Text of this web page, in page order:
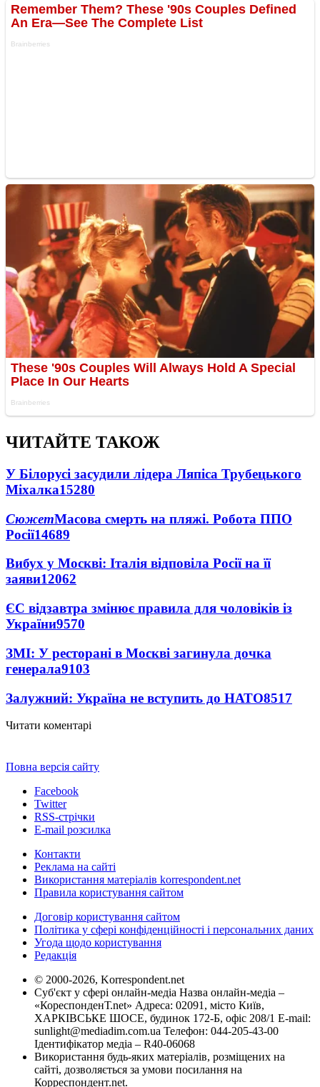
ЧИТАЙТЕ ТАКОЖ
У Білорусі засудили лідера Ляпіса Трубецького
Міхалка15280
СюжетМасова смерть на пляжі. Робота ППО
Росії14689
Вибух у Москві: Італія відповіла Росії на її
заяви12062
ЄС відзавтра змінює правила для чоловіків із
України9570
ЗМІ: У ресторані в Москві загинула дочка
генерала9103
Залужний: Україна не вступить до НАТО8517
Читати коментарі
Повна версія сайту
Facebook
Twitter
RSS-стрічки
E-mail розсилка
Контакти
Реклама на сайті
Використання матеріалів korrespondent.net
Правила користування сайтом
Договір користування сайтом
Політика у сфері конфіденційності і персональних даних
Угода щодо користування
Редакція
© 2000-2026, Korrespondent.net
Суб'єкт у сфері онлайн-медіа Назва онлайн-медіа –
«КореспонденТ.net» Адреса: 02091, місто Київ,
ХАРКІВСЬКЕ ШОСЕ, будинок 172-Б, офіс 208/1 E-mail:
sunlight@mediadim.com.ua Телефон: 044-205-43-00
Ідентифікатор медіа – R40-06068
Використання будь-яких матеріалів, розміщених на
сайті, дозволяється за умови посилання на
Корреспондент.net.